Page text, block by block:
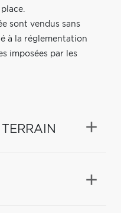
sont vendus sans
à la réglementation
imposées par les